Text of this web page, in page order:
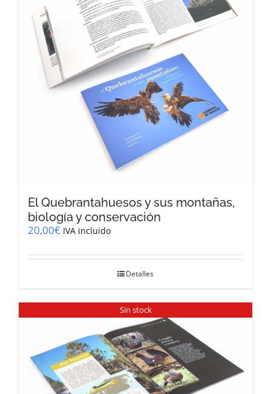
El Quebrantahuesos y sus montañas,
biología y conservación
20,00€ IVA incluido
Detalles
Sin stock